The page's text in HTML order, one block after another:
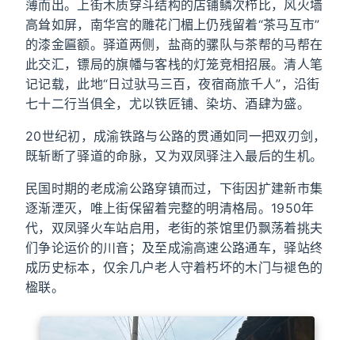
薄而出。上街木质穿斗结构的店铺鳞次栉比，风火墙
高耸如屏，南华宫的雕花门楣上仍残留着“茶马互市”
的漆金匾额。驿道两侧，盐商的骡队与茶帮的马帮在
此交汇，镖局的旗幡与客栈的灯笼竞相招展。清人笔
记记载，此地“日过驮马三百，夜宿商旅千人”，沿街
七十二行当俱全，尤以铁匠铺、染坊、酒肆为盛。
20世纪初，成渝铁路与公路的贯通如同一把双刃剑，
既斩断了驿道的命脉，又为双凤驿注入最后的生机。
民国时期的老成渝公路穿镇而过，下街因扩建新市集
逐渐湮灭，唯上街保留着完整的明清格局。1950年
代，双凤驿火车站启用，老街的茶馆里仍飘荡着挑夫
们争论运价的川音；及至成渝高速公路通车，驿站终
成历史标本，仅余几户老人守着朽坏的木门与褪色的
楹联。